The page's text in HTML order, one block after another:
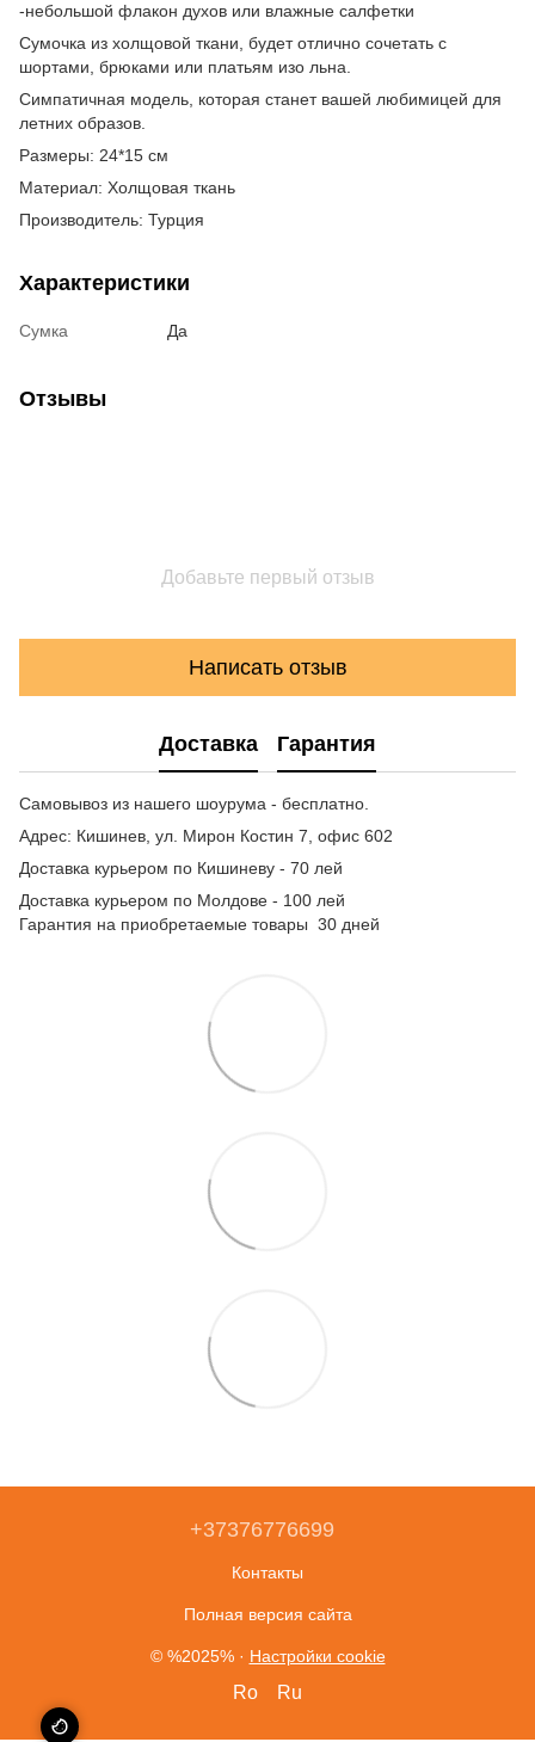
-небольшой флакон духов или влажные салфетки
Сумочка из холщовой ткани, будет отлично сочетать с
шортами, брюками или платьям изо льна.
Симпатичная модель, которая станет вашей любимицей для
летних образов.
Размеры: 24*15 см
Материал: Холщовая ткань
Производитель: Турция
Характеристики
Сумка Да
Отзывы
Добавьте первый отзыв
Написать отзыв
Доставка Гарантия
Самовывоз из нашего шоурума - бесплатно.
Адрес: Кишинев, ул. Мирон Костин 7, офис 602
Доставка курьером по Кишиневу - 70 лей
Доставка курьером по Молдове - 100 лей
Гарантия на приобретаемые товары 30 дней
+37376776699
Контакты
Полная версия сайта
© %2025% · Настройки cookie
Ro Ru